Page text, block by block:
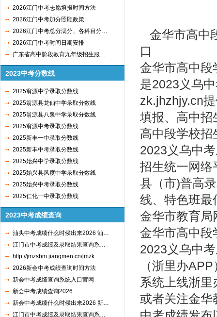
2026江门中考志愿填报时间方法
2026江门中考加分照顾政策
2026江门中考总分满分、各科目分…
2026江门中考时间日期安排
广东省高中阶段教育九年级招生服…
2023中考分数线
2025翁源中学录取分数线
2025翁源县龙仙中学录取分数线
2025翁源县八泉中学录取分数线
2025翁源中考录取分数线
2025新丰一中录取分数线
2025新丰中考录取分数线
2025始兴中学录取分数线
2025始兴县风度中学录取分数线
2025始兴中考录取分数线
2025仁化一中录取分数线
2023中考成绩查询
汕头中考成绩什么时候出来2026 汕…
江门市中考成绩及录取结果查询系…
http://jmzsbm.jiangmen.cn/jmzk…
2026新会中考成绩查询时间方法
新会中考成绩查询系统入口官网
新会中考成绩查询2026
新会中考成绩什么时候出来2026 新…
江门市中考成绩及录取结果查询系…
金华市高中
口
金华市高中段
是2023义乌
zk.jhzhjy.cn
填报、高中招
高中段学校招
2023义乌中
招生统一网络
县（市)普高
线、特色班最
金华市教育
金华市高中段
2023义乌中
（浙里办
系统上线浙里
或者关注金华